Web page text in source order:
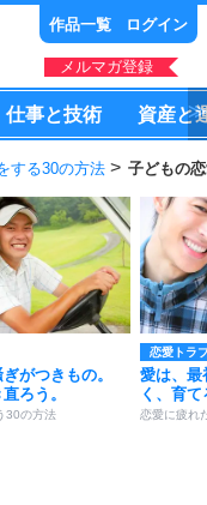
作品一覧 ログイン
メルマガ登録
仕事と技術 資産と
する30の方法 子どもの
がつきもの。
ろう。
30の方法
恋愛トラ
愛は、最
く、育
恋愛に疲れ